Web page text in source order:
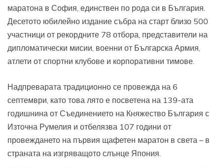
маратона в София, единствен по рода си в България.
Десетото юбилейно издание събра на старт близо 500
участници от рекордните 78 отбора, представители на
дипломатически мисии, военни от Българска Армия,
атлети от спортни клубове и корпоративни тимове.
Надпреварата традиционно се провежда на 6
септември, като това лято е посветена на 139-ата
годишнина от Съединението на Княжество България с
Източна Румелия и отбелязва 107 години от
провеждането на първия щафетен маратон в света – в
страната на изгряващото слънце Япония.